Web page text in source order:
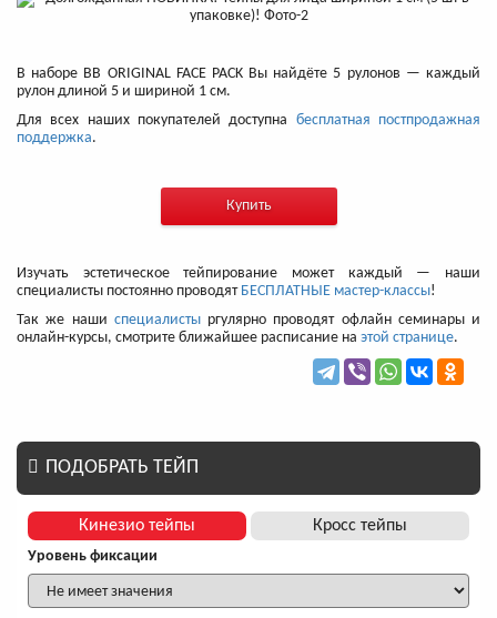
В наборе BB ORIGINAL FACE PACK Вы найдёте 5 рулонов — каждый
рулон длиной 5 и шириной 1 см.
Для всех наших покупателей доступна бесплатная постпродажная
поддержка.
Купить
Изучать эстетическое тейпирование может каждый — наши
специалисты постоянно проводят БЕСПЛАТНЫЕ мастер-классы!
Так же наши специалистыргулярно проводят офлайн семинары и
онлайн-курсы, смотрите ближайшее расписание на этой странице.
ПОДОБРАТЬ ТЕЙП
Кинезио тейпы Кросс тейпы
Уровень фиксации